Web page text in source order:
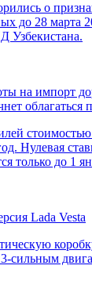
о
до 28 марта
Узбекистана.
на импорт
облагаться
Нулевая
только до 1
Lada Vesta
сильным